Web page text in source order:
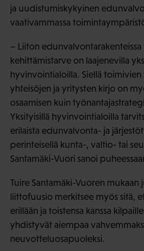
ja uudistumiskykyinen
vaativammassa
– Liiton edunvalvontarakenteissa
kehittämistarve on laajenevilla
hyvinvointialoilla. Siellä
yhteisöjen ja yritysten kirjo on
osaamisen kuin
Yksityisillä hyvinvointialoilla
erilaista edunvalvonta- ja
perinteisellä kunta-, valtio- tai
Santamäki-Vuori sanoi
Tuire Santamäki-Vuoren mukaan
liittofuusio merkitsee myös sitä,
erillään ja toistensa kanssa
yhdistyvät aiempaa
neuvotteluosapuoleksi.